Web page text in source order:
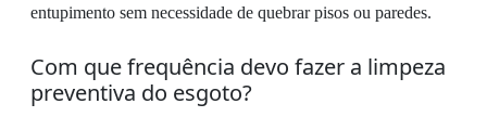
entupimento sem necessidade de quebrar pisos ou paredes.
Com que frequência devo fazer a limpeza
preventiva do esgoto?